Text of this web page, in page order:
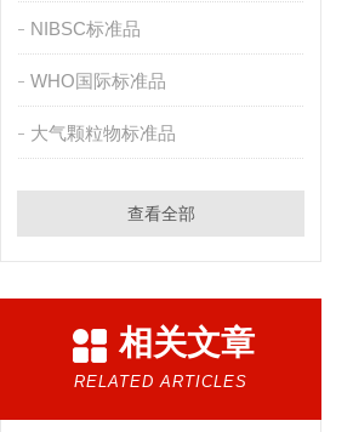
NIBSC标准品
WHO国际标准品
大气颗粒物标准品
查看全部
相关文章
RELATED ARTICLES